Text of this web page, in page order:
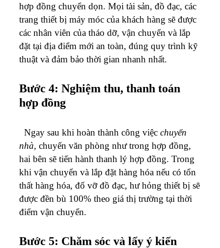
hợp đồng chuyển dọn. Mọi tài sản, đồ đạc, các
trang thiết bị máy móc của khách hàng sẽ được
các nhân viên của tháo dỡ, vận chuyển và lắp
đặt tại địa điểm mới an toàn, đúng quy trình kỹ
thuật và đảm bảo thời gian nhanh nhất.
Bước 4: Nghiệm thu, thanh toán
hợp đồng
Ngay sau khi hoàn thành công việc chuyển
nhà, chuyển văn phòng như trong hợp đồng,
hai bên sẽ tiến hành thanh lý hợp đồng. Trong
khi vận chuyển và lắp đặt hàng hóa nếu có tổn
thất hàng hóa, đổ vỡ đồ đạc, hư hỏng thiết bị sẽ
được đền bù 100% theo giá thị trường tại thời
điểm vận chuyển.
Bước 5: Chăm sóc và lấy ý kiến